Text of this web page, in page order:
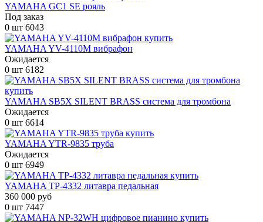
YAMAHA GC1 SE рояль
Под заказ
0 шт 6043
YAMAHA YV-4110M вибрафон
Ожидается
0 шт 6182
YAMAHA SB5X SILENT BRASS система для тромбона
Ожидается
0 шт 6614
YAMAHA YTR-9835 труба
Ожидается
0 шт 6949
YAMAHA TP-4332 литавра педальная
360 000 руб
0 шт 7447